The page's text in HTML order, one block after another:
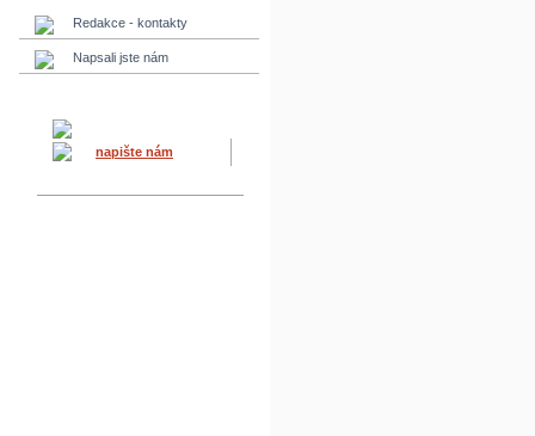
Redakce - kontakty
Napsali jste nám
napište nám